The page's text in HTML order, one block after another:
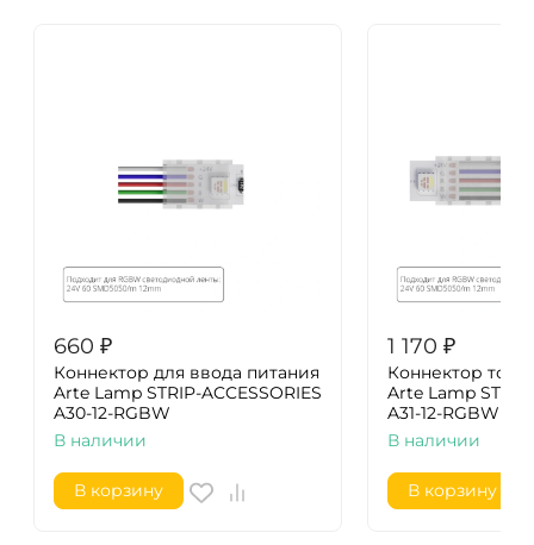
660 ₽
Коннектор для ввода питания
Arte Lamp STRIP-ACCESSORIES
A30-12-RGBW
В наличии
В корзину
1 170 ₽
Коннектор
Arte Lamp
A31-12-RGBW
В наличии
В корзину